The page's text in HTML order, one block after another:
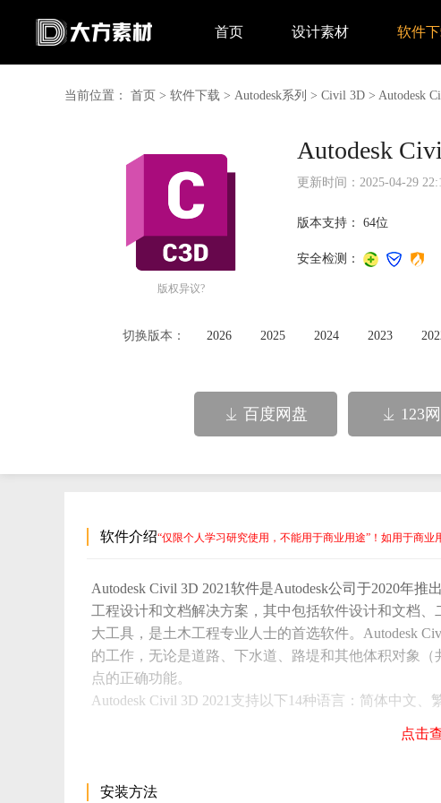
首页 设计素材 软件
当前位置： 首页 > 软件下载 > Autodesk系列 > Civil 3D > Autodesk
版权异议?
Autodesk
更新时间：2025-04-29
版本支持： 64位
安全检测：
切换版本： 2026 2025 2024 2023
 百度网盘  123
软件介绍“仅限个人学习研究使用，不能用于商业用途”！如用于商
Autodesk Civil 3D 2021软件是Autodesk公司于2020年
工程设计和文档解决方案，其中包括软件设计和文档
大工具，是土木工程专业人士的首选软件。Autodesk
的工作，无论是道路、下水道、路堤和其他体积对象
点的正确功能。
Autodesk Civil 3D 2021支持以下14种语言：简体中文、
朝鲜语、西班牙语、俄罗斯语、意大利语、捷克语、
里为大家整理出来，如果有朋友需要安装Autodesk Civil
https://trial2.autodesk.com/NetSWDLD/2021/CIV3D/
点击
安装方法